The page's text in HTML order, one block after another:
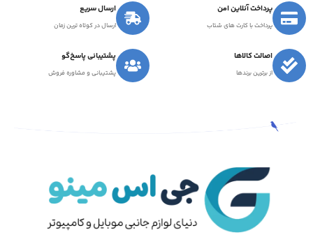
پرداخت آنلاین امن
پرداخت با کارت های شتاب
ارسال سریع
ارسال در کوتاه ترین زمان
اصالت کالاها
از برترین برندها
پشتیبانی پاسخ‌گو
پشتیبانی و مشاوره فروش